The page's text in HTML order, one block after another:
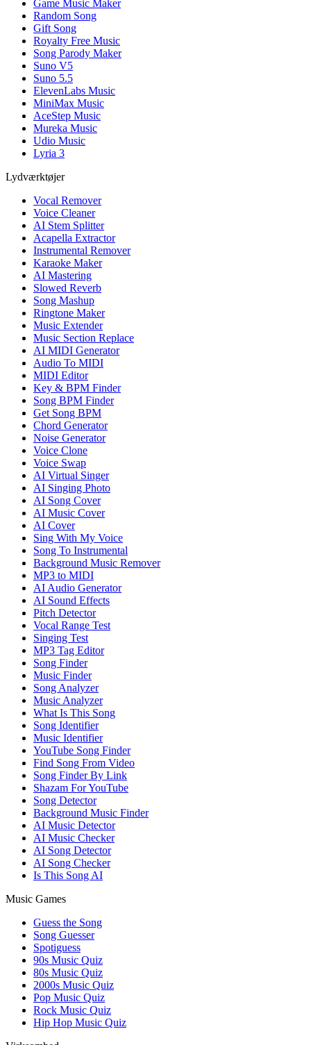
Game Music Maker
Random Song
Gift Song
Royalty Free Music
Song Parody Maker
Suno V5
Suno 5.5
ElevenLabs Music
MiniMax Music
AceStep Music
Mureka Music
Udio Music
Lyria 3
Lydværktøjer
Vocal Remover
Voice Cleaner
AI Stem Splitter
Acapella Extractor
Instrumental Remover
Karaoke Maker
AI Mastering
Slowed Reverb
Song Mashup
Ringtone Maker
Music Extender
Music Section Replace
AI MIDI Generator
Audio To MIDI
MIDI Editor
Key & BPM Finder
Song BPM Finder
Get Song BPM
Chord Generator
Noise Generator
Voice Clone
Voice Swap
AI Virtual Singer
AI Singing Photo
AI Song Cover
AI Music Cover
AI Cover
Sing With My Voice
Song To Instrumental
Background Music Remover
MP3 to MIDI
AI Audio Generator
AI Sound Effects
Pitch Detector
Vocal Range Test
Singing Test
MP3 Tag Editor
Song Finder
Music Finder
Song Analyzer
Music Analyzer
What Is This Song
Song Identifier
Music Identifier
YouTube Song Finder
Find Song From Video
Song Finder By Link
Shazam For YouTube
Song Detector
Background Music Finder
AI Music Detector
AI Music Checker
AI Song Detector
AI Song Checker
Is This Song AI
Music Games
Guess the Song
Song Guesser
Spotiguess
90s Music Quiz
80s Music Quiz
2000s Music Quiz
Pop Music Quiz
Rock Music Quiz
Hip Hop Music Quiz